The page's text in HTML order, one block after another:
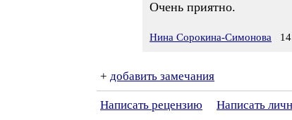
Очень приятно.
Нина Сорокина-Симонова
+ добавить замечания
Написать рецензию Написать